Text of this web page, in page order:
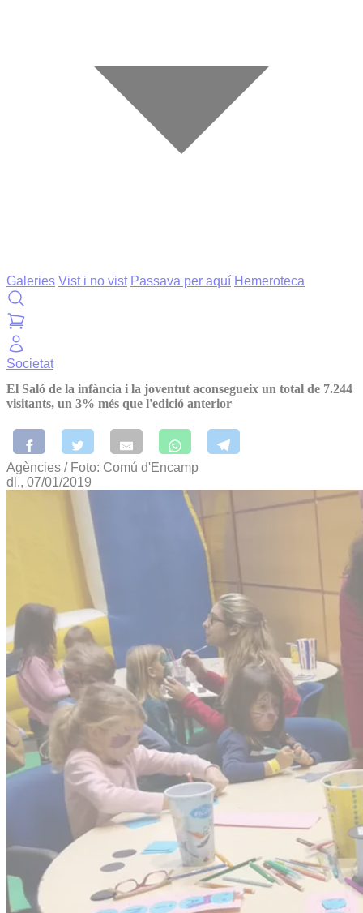
Galeries Vist i no vist Passava per aquí Hemeroteca
Societat
El Saló de la infància i la joventut aconsegueix un total de 7.244
visitants, un 3% més que l'edició anterior
Agències / Foto: Comú d'Encamp
dl., 07/01/2019